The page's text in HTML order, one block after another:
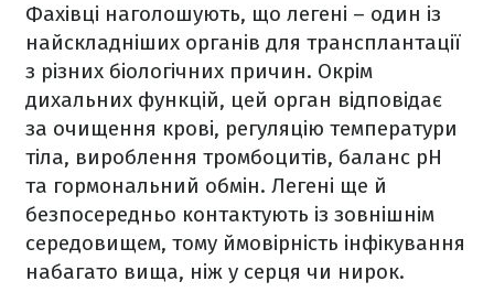
Фахівці наголошують, що легені – один із
найскладніших органів для трансплантації
з різних біологічних причин. Окрім
дихальних функцій, цей орган відповідає
за очищення крові, регуляцію температури
тіла, вироблення тромбоцитів, баланс pH
та гормональний обмін. Легені ще й
безпосередньо контактують із зовнішнім
середовищем, тому ймовірність інфікування
набагато вища, ніж у серця чи нирок.